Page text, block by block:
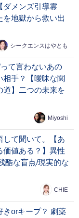
ダメンズ引導霊
を地獄から救い出
シークエンスはやとも
て言わないあの
相手？【曖昧な関
道】二つの未来を
Miyoshi
て聞いて。【あ
価値ある？】異性
酷な盲点/現実的な
CHIE
きorキープ？ 劇薬